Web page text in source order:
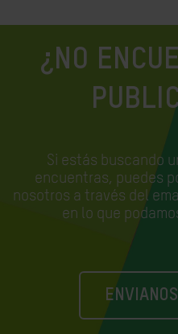
¿NO
Si estás buscando
encuentras, puedes
nosotros a través del
en lo que